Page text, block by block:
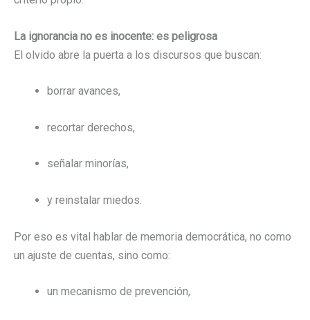
La ignorancia no es inocente: es peligrosa
El olvido abre la puerta a los discursos que buscan:
borrar avances,
recortar derechos,
señalar minorías,
y reinstalar miedos.
Por eso es vital hablar de memoria democrática, no como
un ajuste de cuentas, sino como:
un mecanismo de prevención,